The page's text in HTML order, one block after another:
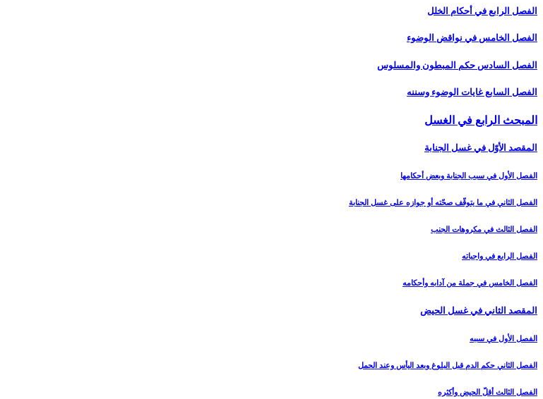
الفصل الرابع في أحكام الخلل
الفصل الخامس في نواقض الوضوء
الفصل السادس حكم المبطون والمسلوس‏
الفصل السابع غايات الوضوء وسننه‏
المبحث الرابع في الغسل‏
المقصد الأوّل في غسل الجنابة
الفصل الأول في سبب الجنابة وبعض أحكامها
الفصل الثاني في ما يتوقّف صحّته أو جوازه على غسل الجنابة
الفصل الثالث في مكروهات الجنب‏
الفصل الرابع في واجباته
الفصل الخامس في جملة من آدابه وأحكامه‏
المقصد الثاني في غسل الحيض‏
الفصل الأول في سببه
الفصل الثاني حكم الدم قبل البلوغ وبعد اليأس وعند الحمل‏
الفصل الثالث أقلّ الحيض وأكثره‏